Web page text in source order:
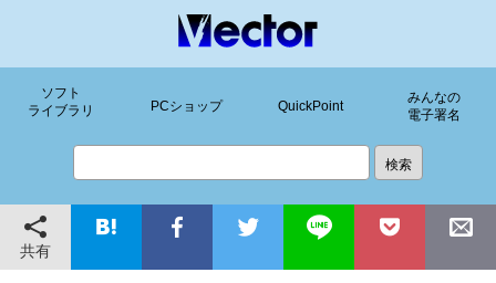
ソフト
ライブラリ
PCショップ QuickPoint
みんなの
電子署名
共有